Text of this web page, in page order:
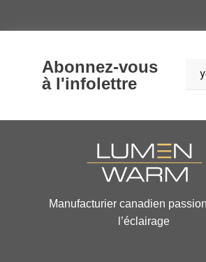
Abonnez-vous
à l'infolettre
Manufacturier canadien
l’éclairage